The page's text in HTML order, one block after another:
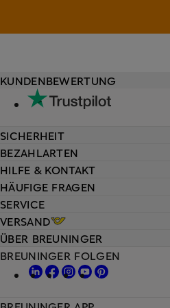
HILFE & KONTAKT
HÄUFIGE FRAGEN
SERVICE
VERSAND
KUNDENBEWERTUNG
SICHERHEIT
BEZAHLARTEN
ÜBER BREUNINGER
BREUNINGER FOLGEN